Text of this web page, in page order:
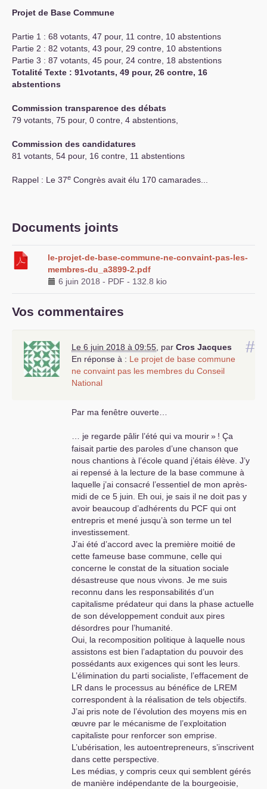
Projet de Base Commune
Partie 1 : 68 votants, 47 pour, 11 contre, 10 abstentions
Partie 2 : 82 votants, 43 pour, 29 contre, 10 abstentions
Partie 3 : 87 votants, 45 pour, 24 contre, 18 abstentions
Totalité Texte : 91votants, 49 pour, 26 contre, 16
abstentions
Commission transparence des débats
79 votants, 75 pour, 0 contre, 4 abstentions,
Commission des candidatures
81 votants, 54 pour, 16 contre, 11 abstentions
Rappel : Le 37e Congrès avait élu 170 camarades...
Documents joints
le-projet-de-base-commune-ne-convaint-pas-les-
membres-du_a3899-2.pdf
6 juin 2018 - PDF - 132.8 kio
Vos commentaires
#
Le 6 juin 2018 à 09:55 par Cros Jacques
En réponse à : Le projet de base commune
ne convaint pas les membres du Conseil
National
Par ma fenêtre ouverte…
… je regarde pâlir l’été qui va mourir» ! Ça
faisait partie des paroles d’une chanson que
nous chantions à l’école quand j’étais élève. J’y
ai repensé à la lecture de la base commune à
laquelle j’ai consacré l’essentiel de mon après-
midi de ce 5 juin. Eh oui, je sais il ne doit pas y
avoir beaucoup d’adhérents du PCF qui ont
entrepris et mené jusqu’à son terme un tel
investissement.
J’ai été d’accord avec la première moitié de
cette fameuse base commune, celle qui
concerne le constat de la situation sociale
désastreuse que nous vivons. Je me suis
reconnu dans les responsabilités d’un
capitalisme prédateur qui dans la phase actuelle
de son développement conduit aux pires
désordres pour l’humanité.
Oui, la recomposition politique à laquelle nous
assistons est bien l’adaptation du pouvoir des
possédants aux exigences qui sont les leurs.
L’élimination du parti socialiste, l’effacement de
LR dans le processus au bénéfice de LREM
correspondent à la réalisation de tels objectifs.
J’ai pris note de l’évolution des moyens mis en
œuvre par le mécanisme de l’exploitation
capitaliste pour renforcer son emprise.
L’ubérisation, les autoentrepreneurs, s’inscrivent
dans cette perspective.
Les médias, y compris ceux qui semblent gérés
de manière indépendante de la bourgeoisie,